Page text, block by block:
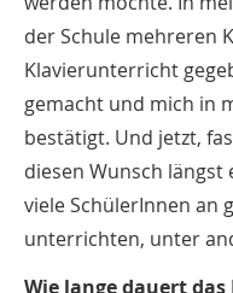
der Schule mehreren
Klavierunterricht
gemacht und mich in
bestätigt. Und jetzt,
diesen Wunsch
viele SchülerInnen an
unterrichten, unter
Wie lange dauert